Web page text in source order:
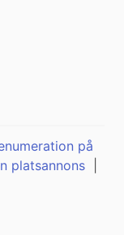
på
platsannons